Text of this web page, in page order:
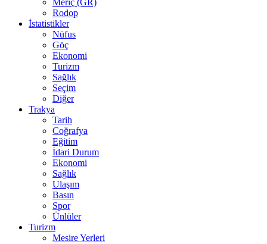
Rodop
İstatistikler
Nüfus
Göç
Ekonomi
Turizm
Sağlık
Seçim
Diğer
Trakya
Tarih
Coğrafya
Eğitim
İdari Durum
Ekonomi
Sağlık
Ulaşım
Basın
Spor
Ünlüler
Turizm
Mesire Yerleri